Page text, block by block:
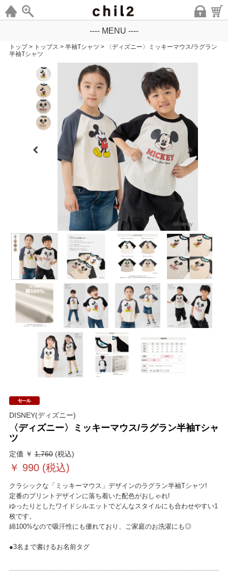
---- MENU ----
トップ > トップス > 半袖Tシャツ >
〈ディズニー〉ミッキーマウス/ラグラン
半袖Tシャツ
DISNEY(ディズニー)
〈ディズニー〉ミッキーマウス/ラグラン半袖Tシャ
ツ
定価 ￥ 1,760(税込)
￥ 990(税込)
クラシックな「ミッキーマウス」デザインのラグラン半袖Tシャツ!
定番のプリントデザインに落ち着いた配色がおしゃれ!
ゆったりとしたワイドシルエットでどんなスタイルにも合わせやすい1
枚です。
綿100%なので吸汗性にも優れており、ご家庭のお洗濯にも◎
●3名まで書けるお名前タグ